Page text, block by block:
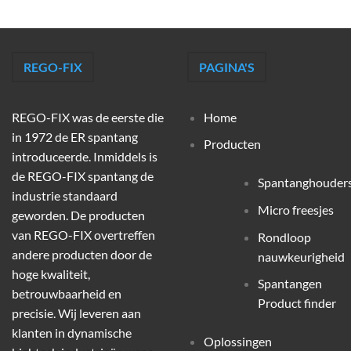
REGO-FIX
REGO-FIX was de eerste die
in 1972 de ER spantang
introduceerde. Inmiddels is
de REGO-FIX spantang de
industrie standaard
geworden. De producten
van REGO-FIX overtreffen
andere producten door de
hoge kwaliteit,
betrouwbaarheid en
precisie. Wij leveren aan
klanten in dynamische
PAGINA'S
Home
Producten
Micro freesjes
Rondloop
nauwkeurigheid
Spantangen
Product finder
Oplossingen